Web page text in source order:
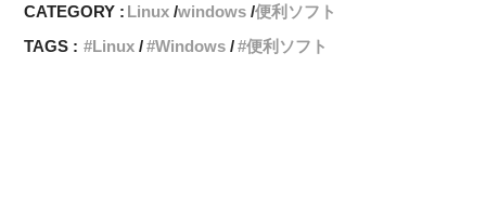
CATEGORY : Linux windows 便利ソフト
TAGS :
Linux Windows 便利ソフト